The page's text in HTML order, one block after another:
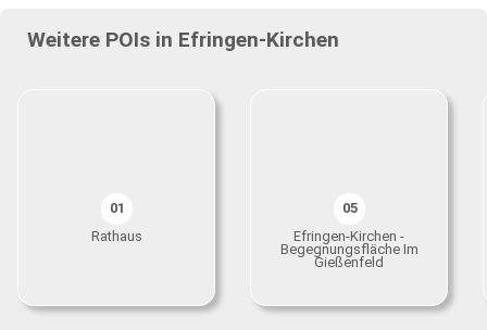
Weitere POIs in Efringen-Kirchen
01
Rathaus
05
Efringen-Kirchen -
Begegnungsfläche Im
Gießenfeld